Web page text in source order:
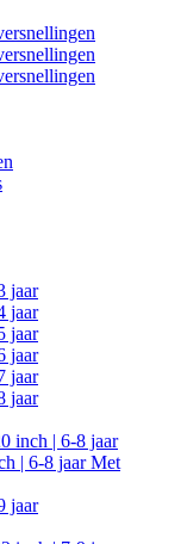
jaar
jaar
jaar
jaar
jaar
jaar
inch | 6-8 jaar
| 6-8 jaar Met
jaar